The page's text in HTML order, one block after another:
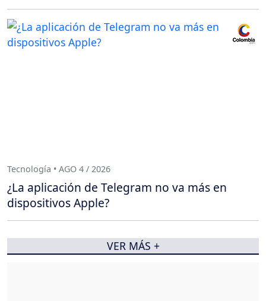
Tecnología • AGO 4 / 2026
¿La aplicación de Telegram no va más en
dispositivos Apple?
VER MÁS +